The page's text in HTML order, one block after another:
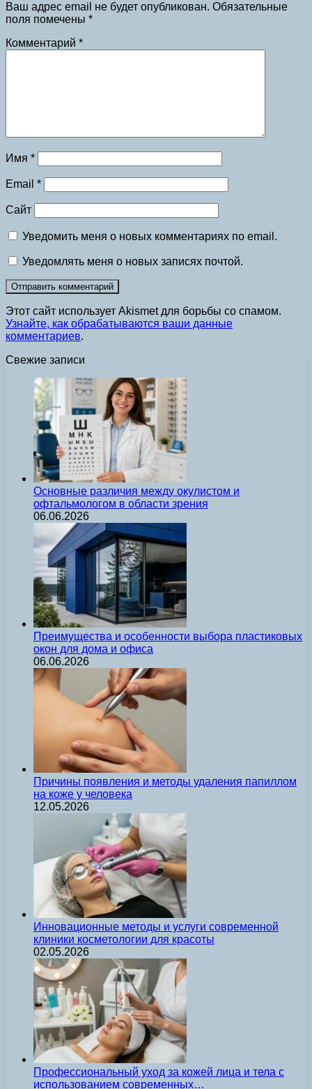
Ваш адрес email не будет опубликован. Обязательные
поля помечены *
Комментарий *
Имя *
Email *
Сайт
Уведомить меня о новых комментариях по email.
Уведомлять меня о новых записях почтой.
Этот сайт использует Akismet для борьбы со спамом.
Узнайте, как обрабатываются ваши данные
комментариев.
Свежие записи
Основные различия между окулистом и
офтальмологом в области зрения
06.06.2026
Преимущества и особенности выбора пластиковых
окон для дома и офиса
06.06.2026
Причины появления и методы удаления папиллом
на коже у человека
12.05.2026
Инновационные методы и услуги современной
клиники косметологии для красоты
02.05.2026
Профессиональный уход за кожей лица и тела с
использованием современных…